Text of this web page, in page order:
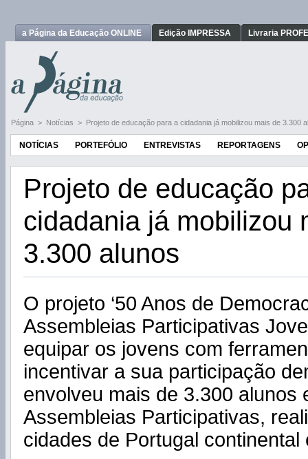
a Página da Educação ONLINE Edição IMPRESSA Livraria
Página > Notícias > Projeto de educação para a cidadania já mobilizou mais de 3.300
NOTÍCIAS PORTEFÓLIO ENTREVISTAS REPORTAGENS
Projeto de educação
cidadania já mobilizou
3.300 alunos
O projeto ‘50 Anos de
Assembleias Participativas
equipar os jovens com
incentivar a sua participação
envolveu mais de 3.300 alunos
Assembleias Participativas,
cidades de Portugal continental